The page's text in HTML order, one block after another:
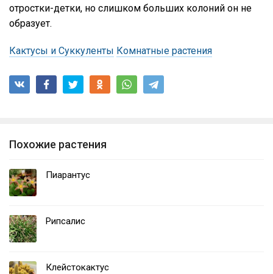
отростки-детки, но слишком больших колоний он не
образует.
Кактусы и Суккуленты Комнатные растения
Похожие растения
Пиарантус
Рипсалис
Клейстокактус